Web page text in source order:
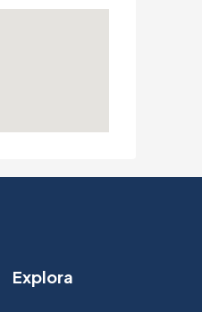
Explora